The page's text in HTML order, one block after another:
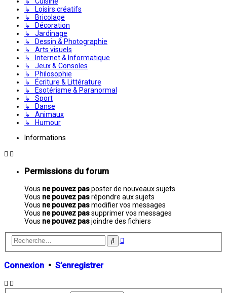
↳ Loisirs créatifs
↳ Bricolage
↳ Décoration
↳ Jardinage
↳ Dessin & Photographie
↳ Arts visuels
↳ Internet & Informatique
↳ Jeux & Consoles
↳ Philosophie
↳ Écriture & Littérature
↳ Esotérisme & Paranormal
↳ Sport
↳ Danse
↳ Animaux
↳ Humour
Informations
Permissions du forum
Vous ne pouvez pasposter de nouveaux sujets
Vous ne pouvez pasrépondre aux sujets
Vous ne pouvez pasmodifier vos messages
Vous ne pouvez passupprimer vos messages
Vous ne pouvez pasjoindre des fichiers
Rechercher
Recherche
Connexion • S’enregistrer